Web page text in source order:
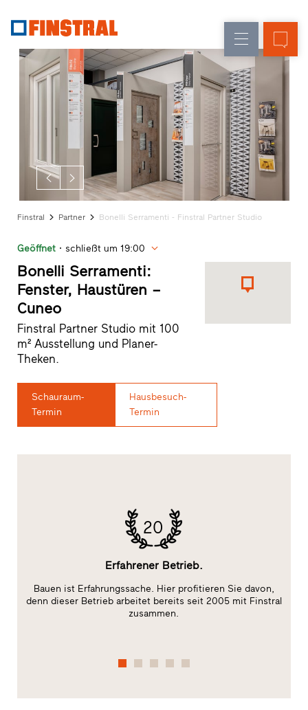
Fenster
Haustüren
Glaswände
Fensteraustausch
Neu-/Umbau
Referenzen
Architekten-
Partner-
Programm
Händlersuche
Schnelleinstiege
Finstral Partner Bonelli Serramenti - Finstral Partner Studio
Geöffnet schließt um 19:00
Bonelli Serramenti:
Fenster, Haustüren –
Cuneo
Finstral Partner Studio mit 100
m² Ausstellung und Planer-
Theken.
Schauraum-
Termin
Hausbesuch-
Termin
20
Erfahrener Betrieb.
Bauen ist Erfahrungssache. Hier profitieren Sie davon,
denn dieser Betrieb arbeitet bereits seit 2005 mit Finstral
zusammen.